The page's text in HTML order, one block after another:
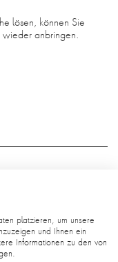
lösen, können Sie
wieder anbringen.
platzieren, um unsere
und Ihnen ein
Informationen zu den von